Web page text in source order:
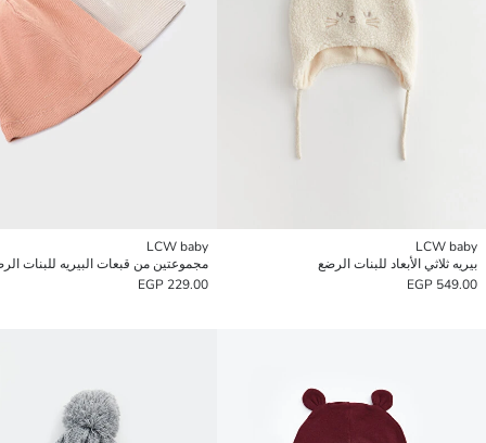
LCW baby
بيريه ثلاثي الأبعاد للبنات الرضع
549.00 EGP
LCW baby
مجموعتين من قبعات البيريه للبنات
229.00 EGP